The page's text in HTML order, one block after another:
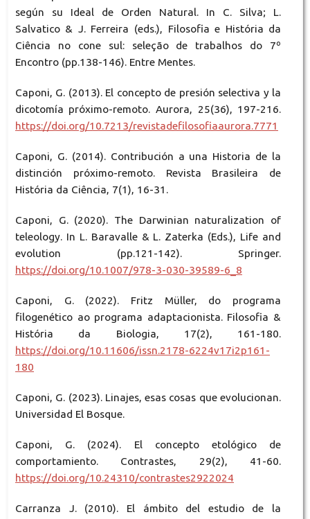
según su Ideal de Orden Natural. In C. Silva; L.
Salvatico & J. Ferreira (eds.), Filosofia e História da
Ciência no cone sul: seleção de trabalhos do 7º
Encontro (pp.138-146). Entre Mentes.
Caponi, G. (2013). El concepto de presión selectiva y la
dicotomía próximo-remoto. Aurora, 25(36), 197-216.
https://doi.org/10.7213/revistadefilosofiaaurora.7771
Caponi, G. (2014). Contribución a una Historia de la
distinción próximo-remoto. Revista Brasileira de
História da Ciência, 7(1), 16-31.
Caponi, G. (2020). The Darwinian naturalization of
teleology. In L. Baravalle & L. Zaterka (Eds.), Life and
evolution (pp.121-142). Springer.
https://doi.org/10.1007/978-3-030-39589-6_8
Caponi, G. (2022). Fritz Müller, do programa
filogenético ao programa adaptacionista. Filosofia &
História da Biologia, 17(2), 161-180.
https://doi.org/10.11606/issn.2178-6224v17i2p161-
180
Caponi, G. (2023). Linajes, esas cosas que evolucionan.
Universidad El Bosque.
Caponi, G. (2024). El concepto etológico de
comportamiento. Contrastes, 29(2), 41-60.
https://doi.org/10.24310/contrastes2922024
Carranza J. (2010). El ámbito del estudio de la